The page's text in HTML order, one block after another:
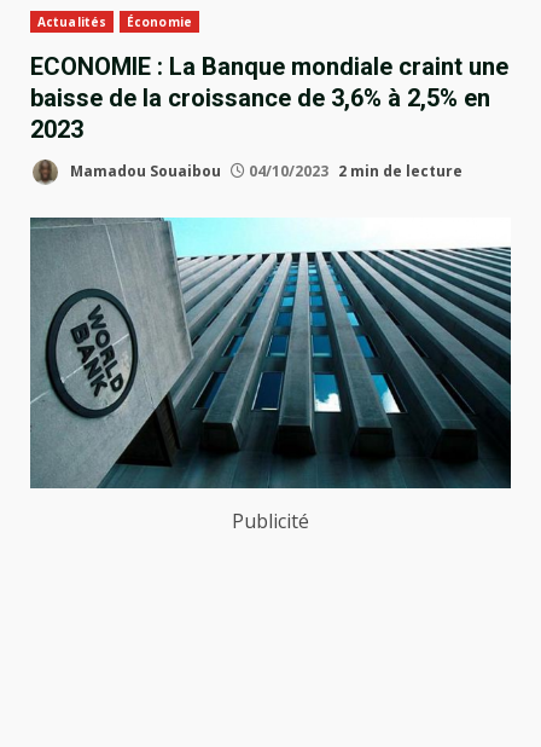
Actualités Économie
ECONOMIE : La Banque mondiale craint une
baisse de la croissance de 3,6% à 2,5% en
2023
Mamadou Souaibou 04/10/2023 2 min de lecture
Publicité